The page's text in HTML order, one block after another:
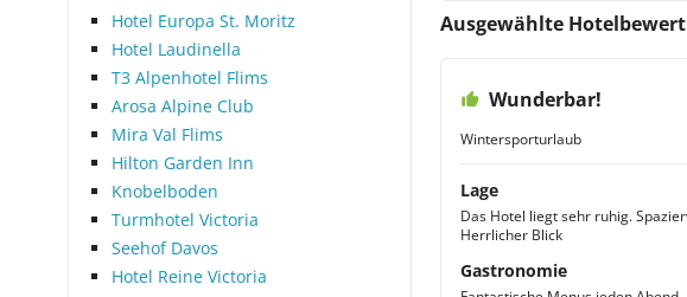
Hotel Europa St. Moritz
Hotel Laudinella
T3 Alpenhotel Flims
Arosa Alpine Club
Mira Val Flims
Hilton Garden Inn
Knobelboden
Turmhotel Victoria
Seehof Davos
Hotel Reine Victoria
Ausgewählte
Wunderbar!
Wintersporturlaub
Lage
Das Hotel liegt sehr ruhig.
Herrlicher Blick
Gastronomie